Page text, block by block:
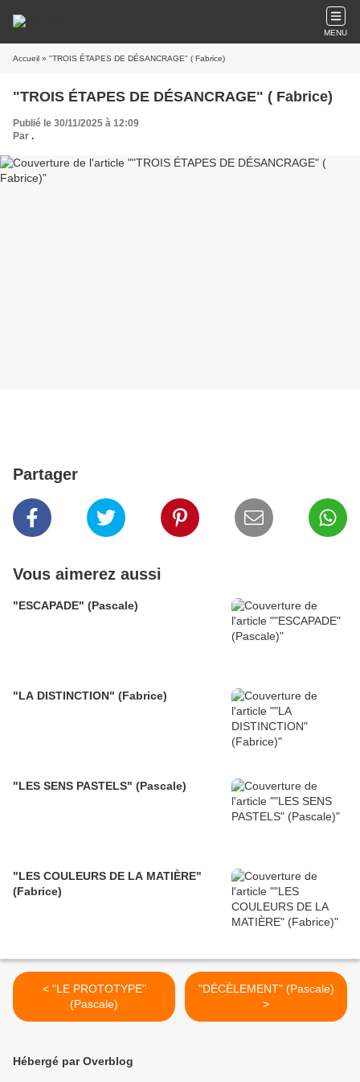
MENU
Accueil » "TROIS ÉTAPES DE DÉSANCRAGE" ( Fabrice)
"TROIS ÉTAPES DE DÉSANCRAGE" ( Fabrice)
Publié le 30/11/2025 à 12:09
Par .
Partager
Vous aimerez aussi
"ESCAPADE" (Pascale)
"LA DISTINCTION" (Fabrice)
"LES SENS PASTELS" (Pascale)
"LES COULEURS DE LA MATIÈRE"
(Fabrice)
< "LE PROTOTYPE"
(Pascale)
"DÉCÈLEMENT" (Pascale)
>
Hébergé par Overblog